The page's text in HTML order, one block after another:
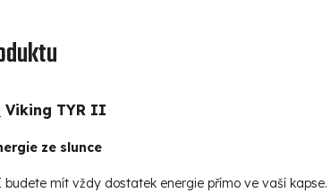
Viking TYR II
ze slunce
mít vždy dostatek energie přímo ve vaší